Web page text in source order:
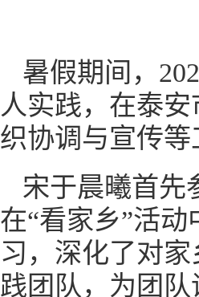
暑假期间，
人实践，在泰
织协调与宣传
宋于晨曦首先
在“看家乡”活
习，深化了对
践团队，为团